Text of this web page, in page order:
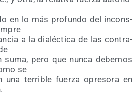
en lo más pro­fun­do del incons­
a la dia­léc­ti­ca de las con­tra­
suma, pero que nun­ca debe­mos
se
una terri­ble fuer­za opre­so­ra en